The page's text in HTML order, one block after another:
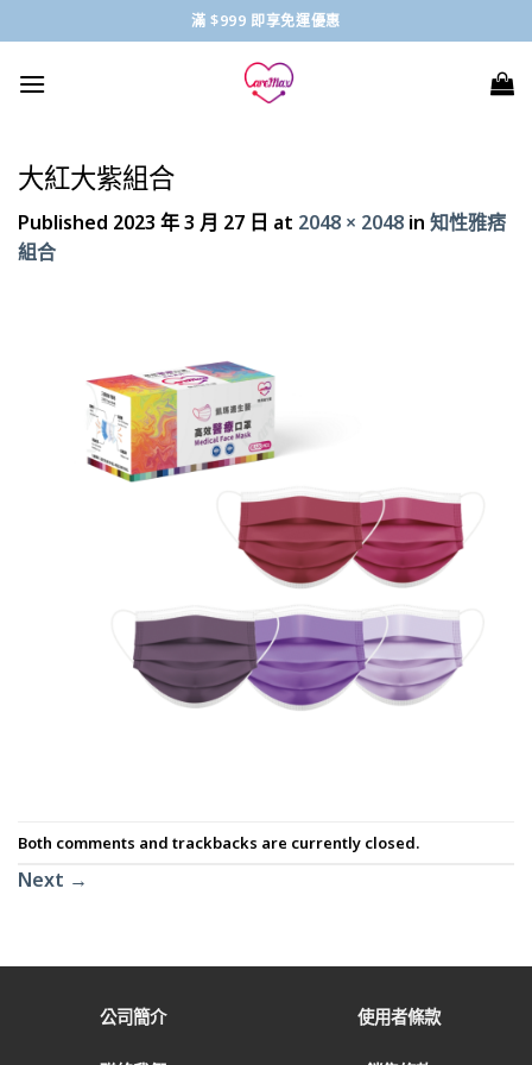
to
content
滿 $999 即享免運優惠
大紅大紫組合
Published 2023 年 3 月 27 日 at 2048 × 2048 in 知性雅痞
組合
Both comments and trackbacks are currently closed.
Next →
公司簡介 使用者條款